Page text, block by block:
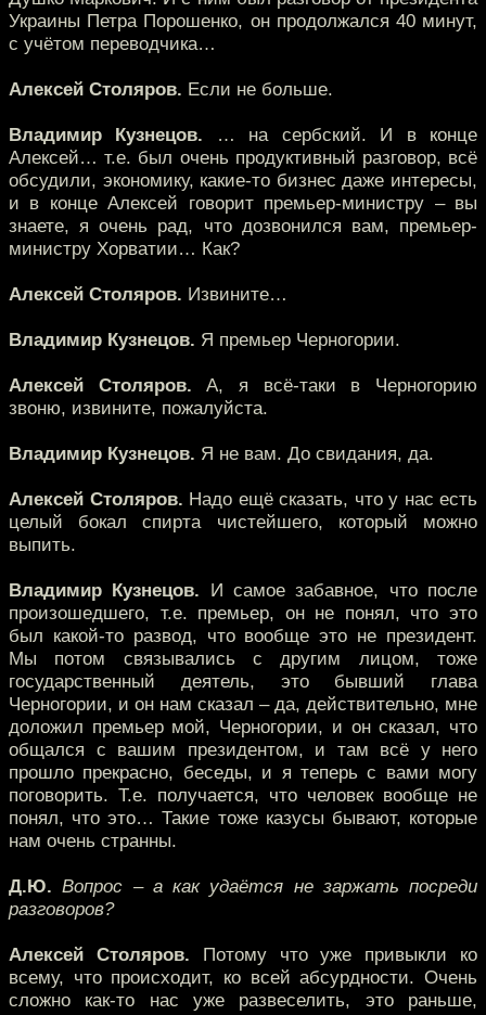
Украины Петра Порошенко, он продолжался 40 минут,
с учётом переводчика…
Алексей Столяров. Если не больше.
Владимир Кузнецов. … на сербский. И в конце
Алексей… т.е. был очень продуктивный разговор, всё
обсудили, экономику, какие-то бизнес даже интересы,
и в конце Алексей говорит премьер-министру – вы
знаете, я очень рад, что дозвонился вам, премьер-
министру Хорватии… Как?
Алексей Столяров. Извините…
Владимир Кузнецов. Я премьер Черногории.
Алексей Столяров. А, я всё-таки в Черногорию
звоню, извините, пожалуйста.
Владимир Кузнецов. Я не вам. До свидания, да.
Алексей Столяров. Надо ещё сказать, что у нас есть
целый бокал спирта чистейшего, который можно
выпить.
Владимир Кузнецов. И самое забавное, что после
произошедшего, т.е. премьер, он не понял, что это
был какой-то развод, что вообще это не президент.
Мы потом связывались с другим лицом, тоже
государственный деятель, это бывший глава
Черногории, и он нам сказал – да, действительно, мне
доложил премьер мой, Черногории, и он сказал, что
общался с вашим президентом, и там всё у него
прошло прекрасно, беседы, и я теперь с вами могу
поговорить. Т.е. получается, что человек вообще не
понял, что это… Такие тоже казусы бывают, которые
нам очень странны.
Д.Ю. Вопрос – а как удаётся не заржать посреди
разговоров?
Алексей Столяров. Потому что уже привыкли ко
всему, что происходит, ко всей абсурдности. Очень
сложно как-то нас уже развеселить, это раньше,